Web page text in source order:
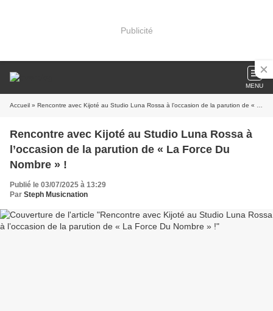
Publicité
MENU
Accueil » Rencontre avec Kijoté au Studio Luna Rossa à l’occasion de la parution de « La Force Du Nombre » !
Rencontre avec Kijoté au Studio Luna Rossa à
l’occasion de la parution de « La Force Du
Nombre » !
Publié le 03/07/2025 à 13:29
Par Steph Musicnation